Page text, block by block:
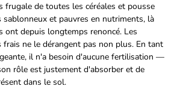
frugale de toutes les céréales et pousse
sablonneux et pauvres en nutriments, là
ont depuis longtemps renoncé. Les
frais ne le dérangent pas non plus. En tant
il n'a besoin d'aucune fertilisation —
rôle est justement d'absorber et de
dans le sol.